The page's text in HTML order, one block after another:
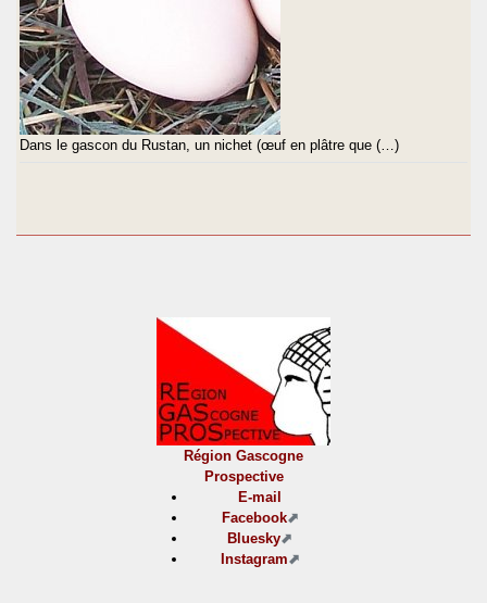
Dans le gascon du Rustan, un nichet (œuf en plâtre que (…)
Région Gascogne
Prospective
E-mail
Facebook
Bluesky
Instagram